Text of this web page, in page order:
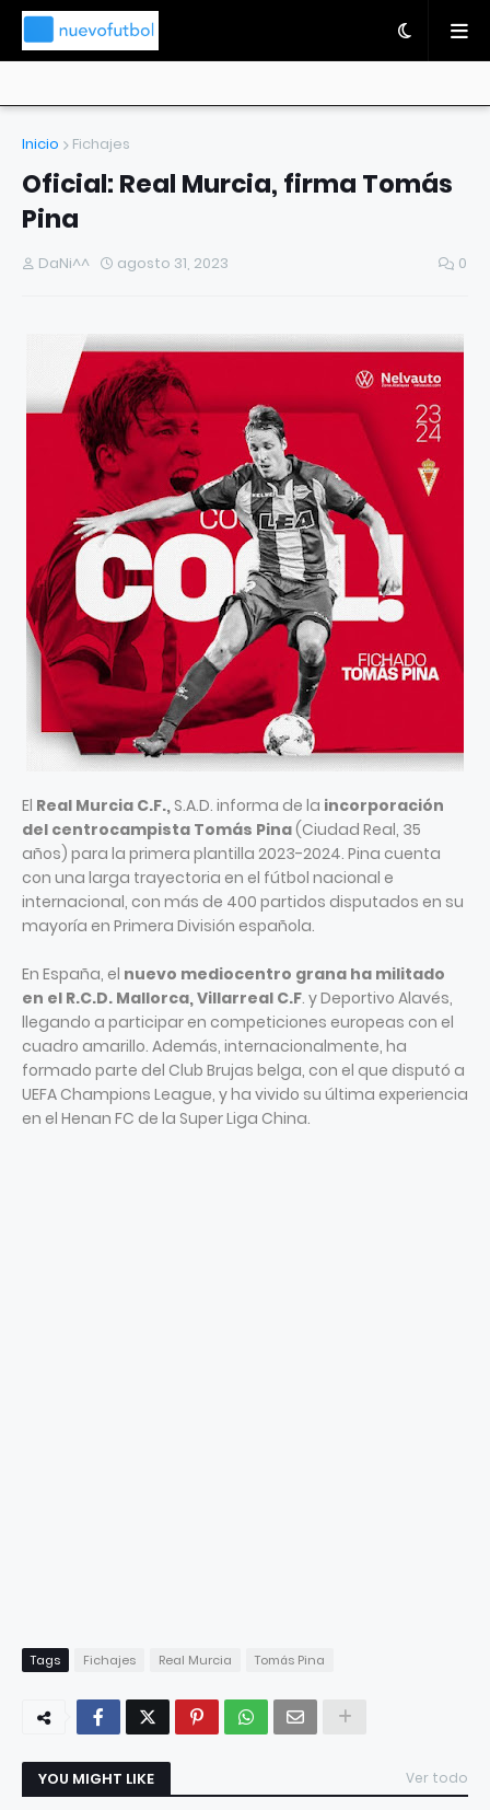
Inicio Fichajes
Oficial: Real Murcia, firma Tomás
Pina
DaNi^^ agosto 31, 2023 0
El Real Murcia C.F.,S.A.D. informa de la incorporación
del centrocampista Tomás Pina(Ciudad Real, 35
años) para la primera plantilla 2023-2024. Pina cuenta
con una larga trayectoria en el fútbol nacional e
internacional, con más de 400 partidos disputados en su
mayoría en Primera División española.
En España, el nuevo mediocentro grana ha militado
en el R.C.D. Mallorca, Villarreal C.F. y Deportivo Alavés,
llegando a participar en competiciones europeas con el
cuadro amarillo. Además, internacionalmente, ha
formado parte del Club Brujas belga, con el que disputó a
UEFA Champions League, y ha vivido su última experiencia
en el Henan FC de la Super Liga China.
Tags Fichajes Real Murcia Tomás Pina
YOU MIGHT LIKE Ver todo